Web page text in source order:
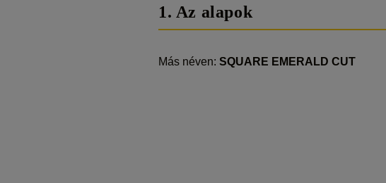
1. Az alapok
Más néven: SQUARE EMERALD CUT